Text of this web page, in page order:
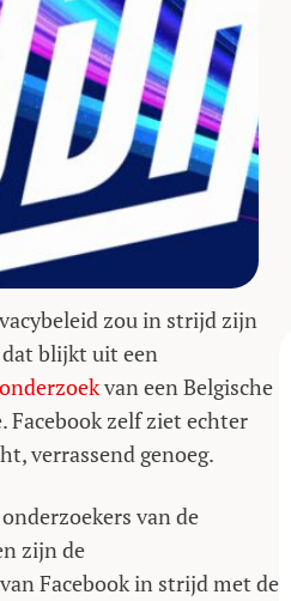
zou in strijd zijn
blijkt uit een
van een Belgische
Facebook zelf ziet echter
verrassend genoeg.
van de
zijn de
Facebook in strijd met de